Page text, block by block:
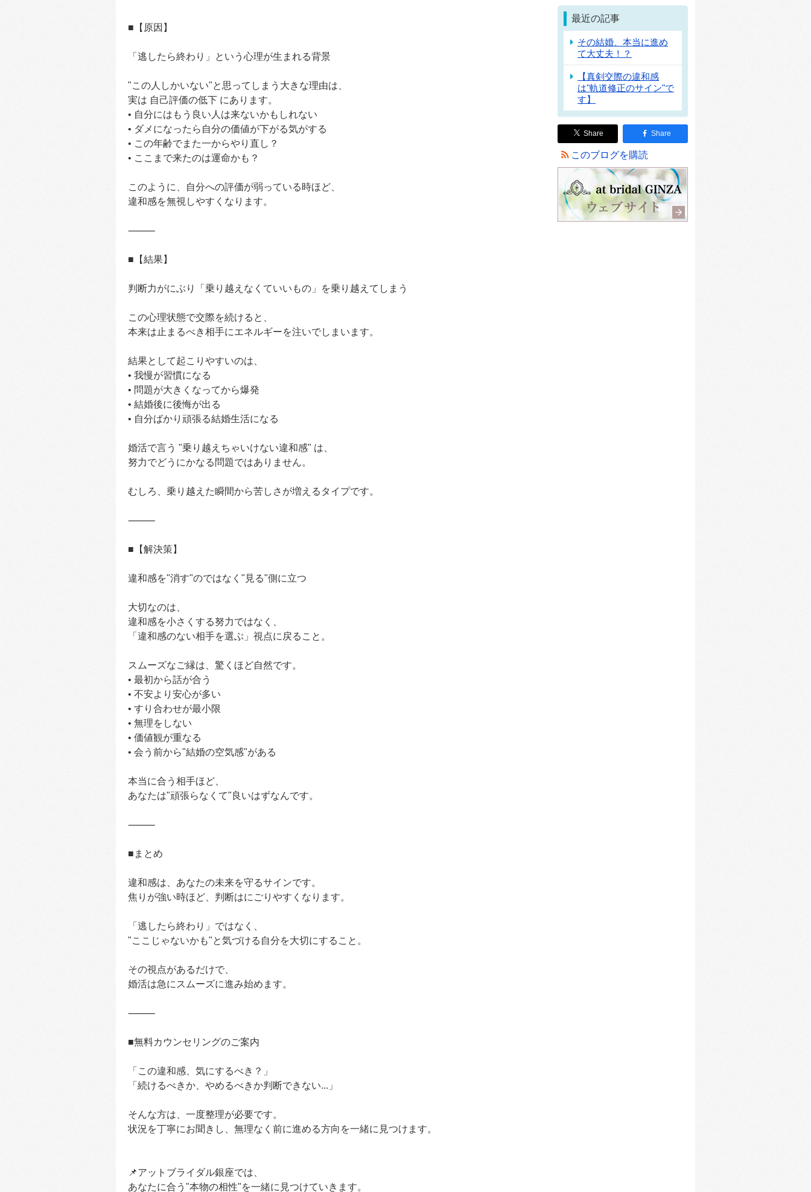
■【原因】
「逃したら終わり」という心理が生まれる背景
"この人しかいない"と思ってしまう大きな理由は、
実は 自己評価の低下 にあります。
• 自分にはもう良い人は来ないかもしれない
• ダメになったら自分の価値が下がる気がする
• この年齢でまた一からやり直し？
• ここまで来たのは運命かも？
このように、自分への評価が弱っている時ほど、
違和感を無視しやすくなります。
⸻
■【結果】
判断力がにぶり「乗り越えなくていいもの」を乗り越えてしまう
この心理状態で交際を続けると、
本来は止まるべき相手にエネルギーを注いでしまいます。
結果として起こりやすいのは、
• 我慢が習慣になる
• 問題が大きくなってから爆発
• 結婚後に後悔が出る
• 自分ばかり頑張る結婚生活になる
婚活で言う "乗り越えちゃいけない違和感" は、
努力でどうにかなる問題ではありません。
むしろ、乗り越えた瞬間から苦しさが増えるタイプです。
⸻
■【解決策】
違和感を"消す"のではなく"見る"側に立つ
大切なのは、
違和感を小さくする努力ではなく、
「違和感のない相手を選ぶ」視点に戻ること。
スムーズなご縁は、驚くほど自然です。
• 最初から話が合う
• 不安より安心が多い
• すり合わせが最小限
• 無理をしない
• 価値観が重なる
• 会う前から"結婚の空気感"がある
本当に合う相手ほど、
あなたは"頑張らなくて"良いはずなんです。
⸻
■まとめ
違和感は、あなたの未来を守るサインです。
焦りが強い時ほど、判断はにごりやすくなります。
「逃したら終わり」ではなく、
"ここじゃないかも"と気づける自分を大切にすること。
その視点があるだけで、
婚活は急にスムーズに進み始めます。
⸻
■無料カウンセリングのご案内
「この違和感、気にするべき？」
「続けるべきか、やめるべきか判断できない...」
そんな方は、一度整理が必要です。
状況を丁寧にお聞きし、無理なく前に進める方向を一緒に見つけます。
📌アットブライダル銀座では、
あなたに合う"本物の相性"を一緒に見つけていきます。
最近の記事
その結婚、本当に進め
て大丈夫！？
【真剣交際の違和感
は"軌道修正のサイン"で
す】
Share Share
このブログを購読